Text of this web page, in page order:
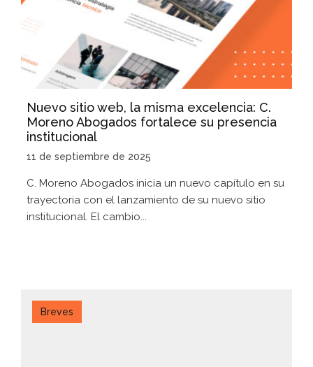
Nuevo sitio web, la misma excelencia: C.
Moreno Abogados fortalece su presencia
institucional
11 de septiembre de 2025
C. Moreno Abogados inicia un nuevo capítulo en su
trayectoria con el lanzamiento de su nuevo sitio
institucional. El cambio...
Breves